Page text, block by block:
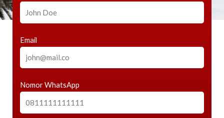
Email
Nomor WhatsApp